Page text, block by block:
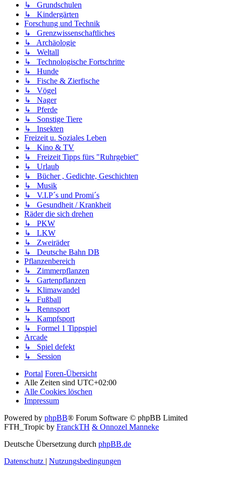
↳ Grundschulen
↳ Kindergärten
Forschung und Technik
↳ Grenzwissenschaftliches
↳ Archäologie
↳ Weltall
↳ Technologische Fortschritte
↳ Hunde
↳ Fische & Zierfische
↳ Vögel
↳ Nager
↳ Pferde
↳ Sonstige Tiere
↳ Insekten
Freizeit u. Soziales Leben
↳ Kino & TV
↳ Freizeit Tipps fürs "Ruhrgebiet"
↳ Urlaub
↳ Bücher , Gedichte, Geschichten
↳ Musik
↳ V.I.P´s und Promi´s
↳ Gesundheit / Krankheit
Räder die sich drehen
↳ PKW
↳ LKW
↳ Zweiräder
↳ Deutsche Bahn DB
Pflanzenbereich
↳ Zimmerpflanzen
↳ Gartenpflanzen
↳ Klimawandel
↳ Fußball
↳ Rennsport
↳ Kampfsport
↳ Formel 1 Tippspiel
Arcade
↳ Spiel defekt
↳ Session
Portal Foren-Übersicht
Alle Zeiten sind UTC+02:00
Alle Cookies löschen
Impressum
Powered by phpBB® Forum Software © phpBB Limited
FTH_Tropic by FranckTH & Onnozel Manneke
Deutsche Übersetzung durch phpBB.de
Datenschutz | Nutzungsbedingungen